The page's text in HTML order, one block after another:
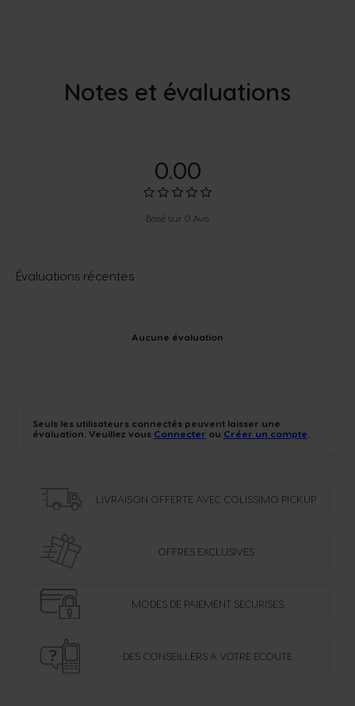
Notes et évaluations
0.00
Basé sur 0 Avis
Évaluations récentes
Aucune évaluation
Seuls les utilisateurs connectés peuvent laisser une
évaluation. Veuillez vous Connecter ou Créer un compte
LIVRAISON OFFERTE AVEC COLISSIMO PICKUP
OFFRES EXCLUSIVES
MODES DE PAIEMENT SECURISES
DES CONSEILLERSA VOTRE ECOUTE